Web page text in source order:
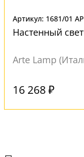
Артикул: 1681/01
Настенный
Arte Lamp
16 268 ₽